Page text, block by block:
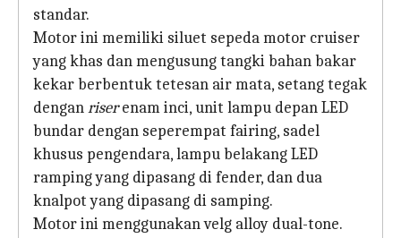
standar.
Motor ini memiliki siluet sepeda motor cruiser
yang khas dan mengusung tangki bahan bakar
kekar berbentuk tetesan air mata, setang tegak
denganriserenam inci, unit lampu depan LED
bundar dengan seperempat fairing, sadel
khusus pengendara, lampu belakang LED
ramping yang dipasang di fender, dan dua
knalpot yang dipasang di samping.
Motor ini menggunakan velg alloy dual-tone.